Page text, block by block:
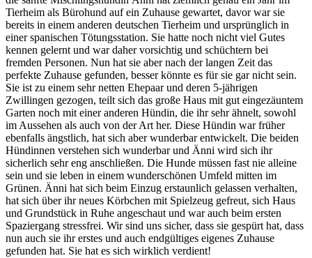
Tierheim als Bürohund auf ein Zuhause gewartet, davor war sie
bereits in einem anderen deutschen Tierheim und ursprünglich in
einer spanischen Tötungsstation. Sie hatte noch nicht viel Gutes
kennen gelernt und war daher vorsichtig und schüchtern bei
fremden Personen. Nun hat sie aber nach der langen Zeit das
perfekte Zuhause gefunden, besser könnte es für sie gar nicht sein.
Sie ist zu einem sehr netten Ehepaar und deren 5-jährigen
Zwillingen gezogen, teilt sich das große Haus mit gut eingezäuntem
Garten noch mit einer anderen Hündin, die ihr sehr ähnelt, sowohl
im Aussehen als auch von der Art her. Diese Hündin war früher
ebenfalls ängstlich, hat sich aber wunderbar entwickelt. Die beiden
Hündinnen verstehen sich wunderbar und Änni wird sich ihr
sicherlich sehr eng anschließen. Die Hunde müssen fast nie alleine
sein und sie leben in einem wunderschönen Umfeld mitten im
Grünen. Änni hat sich beim Einzug erstaunlich gelassen verhalten,
hat sich über ihr neues Körbchen mit Spielzeug gefreut, sich Haus
und Grundstück in Ruhe angeschaut und war auch beim ersten
Spaziergang stressfrei. Wir sind uns sicher, dass sie gespürt hat, dass
nun auch sie ihr erstes und auch endgültiges eigenes Zuhause
gefunden hat. Sie hat es sich wirklich verdient!